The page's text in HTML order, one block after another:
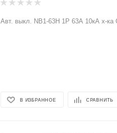
Авт. выкл. NB1-63Н 1Р 63А 10кА х-
В ИЗБРАННОЕ СРАВНИТЬ